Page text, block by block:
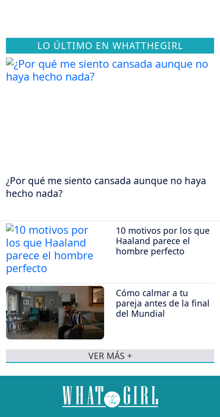
LO ÚLTIMO EN WHATTHEGIRL
¿Por qué me siento cansada aunque no haya
hecho nada?
10 motivos por los que
Haaland parece el
hombre perfecto
Cómo calmar a tu
pareja antes de la final
del Mundial
VER MÁS +